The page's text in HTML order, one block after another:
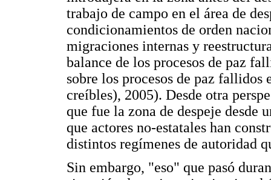
trabajo de campo en el área de
condicionamientos de orden
migraciones internas y
balance de los procesos de paz
sobre los procesos de paz
creíbles), 2005). Desde otra
que fue la zona de despeje desde
que actores no-estatales han
distintos regímenes de autoridad
Sin embargo, "eso" que pasó